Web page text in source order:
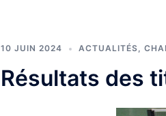
10 JUIN 2024 ACTUALITÉS
Résultats des